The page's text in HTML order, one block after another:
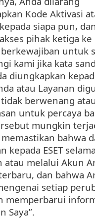
Kode Aktivasi
siapa pun,
pihak ketiga
untuk
kami jika kata
diungkapkan
atau Layanan
berwenang
untuk percaya
mungkin
bahwa
kepada ESET
atau melalui Akun
dan bahwa
setiap
memperbarui
Saya”.